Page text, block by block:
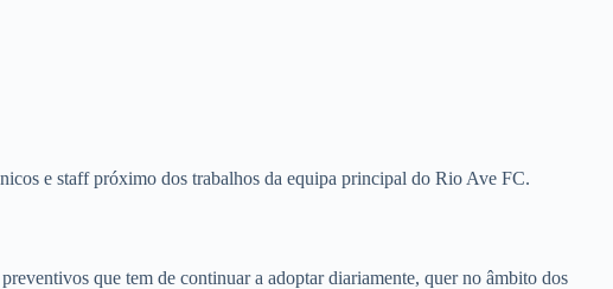
e staff próximo dos trabalhos da equipa principal do Rio Ave FC.
que tem de continuar a adoptar diariamente, quer no âmbito dos